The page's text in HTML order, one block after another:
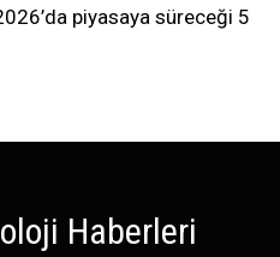
piyasaya süreceği 5
Haberleri